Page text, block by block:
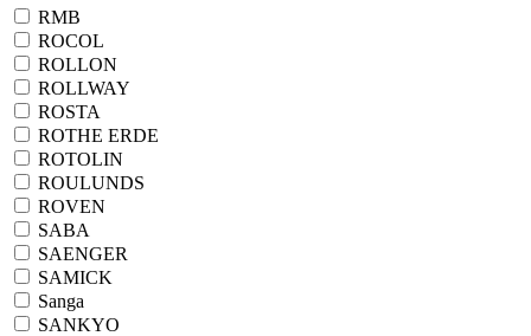
RMB
ROCOL
ROLLON
ROLLWAY
ROSTA
ROTHE ERDE
ROTOLIN
ROULUNDS
ROVEN
SABA
SAENGER
SAMICK
Sanga
SANKYO